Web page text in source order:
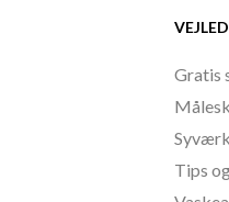
Gratis
Tips